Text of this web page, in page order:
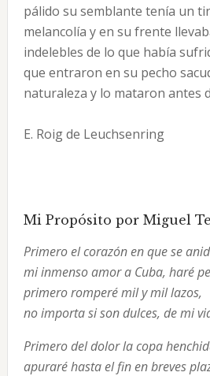
pálido su semblante tenía un
melancolía y en su frente
indelebles de lo que había
que entraron en su pecho
naturaleza y lo mataron antes
E. Roig de Leuchsenring
Mi Propósito por Miguel
Primero el corazón en que se
mi inmenso amor a Cuba, haré
primero romperé mil y mil lazos,
no importa si son dulces, de mi
Primero del dolor la copa
apuraré hasta el fin en breves